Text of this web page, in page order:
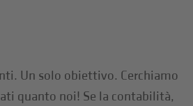
Un solo obiettivo. Cerchiamo
quanto noi! Se la contabilità,